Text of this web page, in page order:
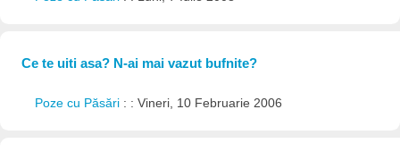
Ce te uiti asa? N-ai mai vazut bufnite?
Poze cu Păsări : : Vineri, 10 Februarie 2006